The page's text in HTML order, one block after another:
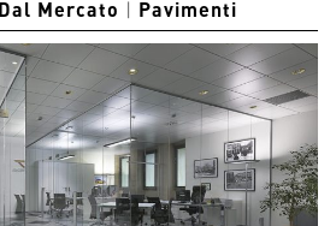
Dal Mercato Pavimenti